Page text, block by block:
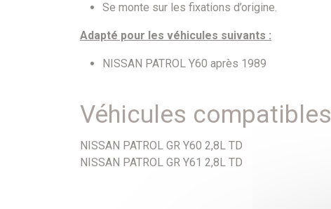
Se monte sur les fixations d’origine.
Adapté pour les véhicules suivants :
NISSAN PATROL Y60 après 1989
Véhicules compatibles
NISSAN PATROL GR Y60 2,8L TD
NISSAN PATROL GR Y61 2,8L TD